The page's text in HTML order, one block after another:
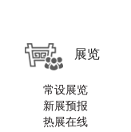
展览
常设展览
新展预报
热展在线